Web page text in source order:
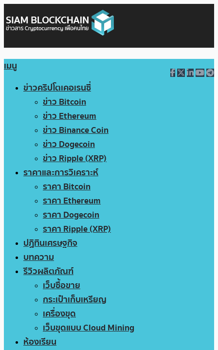
เมนู
ข่าวคริปโตเคอเรนซี่
ข่าว Bitcoin
ข่าว Ethereum
ข่าว Binance Coin
ข่าว Dogecoin
ข่าว Ripple (XRP)
ราคาและการวิเคราะห์
ราคา Bitcoin
ราคา Ethereum
ราคา Dogecoin
ราคา Ripple (XRP)
ปฏิทินเศรษฐกิจ
บทความ
รีวิวผลิตภัณฑ์
เว็บซื้อขาย
กระเป๋าเก็บเหรียญ
เครื่องขุด
เว็บขุดแบบ Cloud Mining
ห้องเรียน